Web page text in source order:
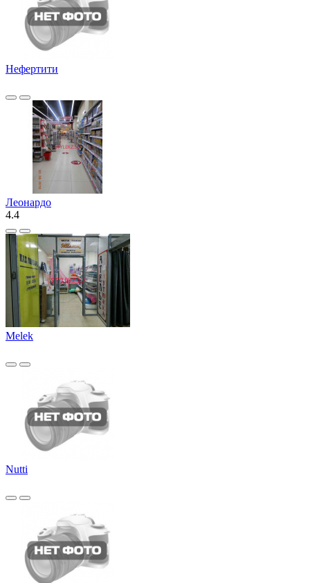
Нефертити
Леонардо
4.4
Melek
Nutti